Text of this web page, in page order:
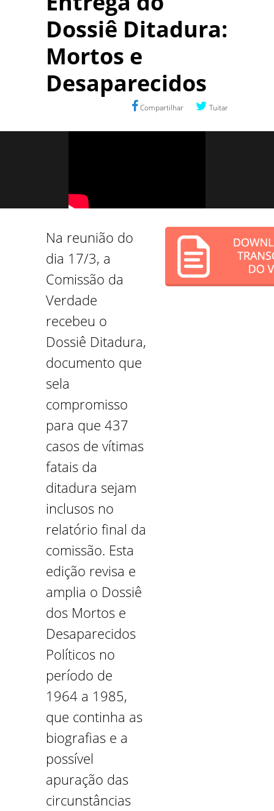
Dossiê Ditadura:
Mortos e
Desaparecidos
Compartilhar Tuitar
Na reunião do
dia 17/3, a
Comissão da
Verdade
recebeu o
Dossiê Ditadura,
documento que
sela
compromisso
para que 437
casos de vítimas
fatais da
ditadura sejam
inclusos no
relatório final da
comissão. Esta
edição revisa e
amplia o Dossiê
dos Mortos e
Desaparecidos
Políticos no
período de
1964 a 1985,
que continha as
biografias e a
possível
apuração das
circunstâncias